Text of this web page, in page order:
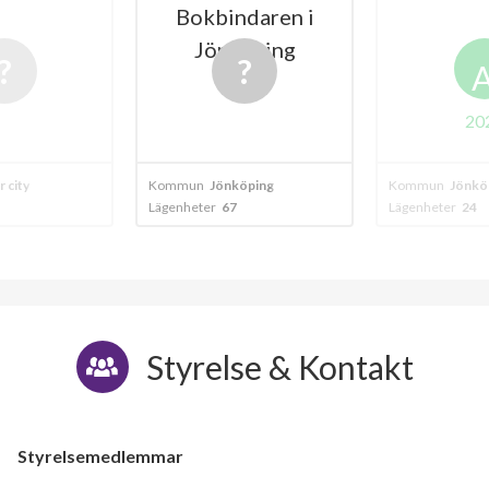
city
Bokbindaren i
Jönköping
Kommun Jönköping
Lägenheter 67
Kommun
Lägenheter 24
Styrelse & Kontakt
Styrelsemedlemmar